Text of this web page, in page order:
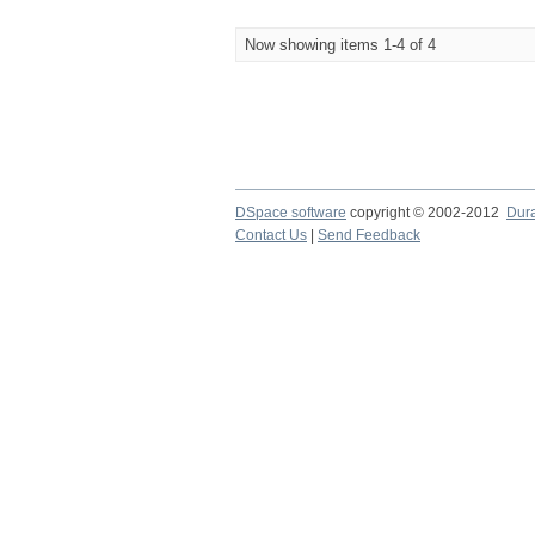
Now showing items 1-4 of 4
DSpace software copyright © 2002-2012
Contact Us
Send Feedback